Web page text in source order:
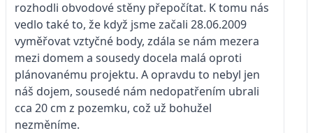
rozhodli obvodové stěny přepočítat. K tomu nás
vedlo také to, že když jsme začali 28.06.2009
vyměřovat vztyčné body, zdála se nám mezera
mezi domem a sousedy docela malá oproti
plánovanému projektu. A opravdu to nebyl jen
náš dojem, sousedé nám nedopatřením ubrali
cca 20 cm z pozemku, což už bohužel
nezměníme.